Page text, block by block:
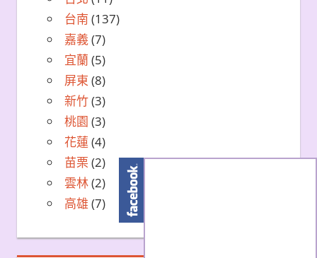
台南 (137)
嘉義(7)
宜蘭 (5)
屏東 (8)
新竹(3)
桃園 (3)
花蓮 (4)
苗栗 (2)
雲林(2)
高雄 (7)